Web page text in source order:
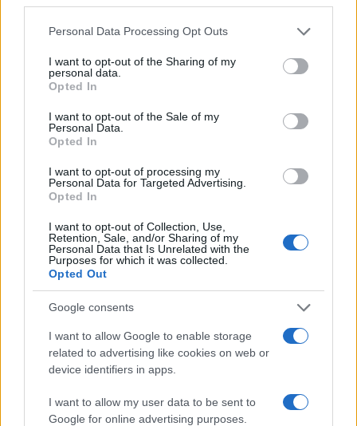
Please note that this website/app uses one or more Google
not limited to your visit or usage behaviour. You may click to
grant or deny consent to Google and its third-party tags to
use your data for below specified purposes in below Google
consent section.
Personal Data Processing Opt Outs
I want to opt-out of the Sharing of my
personal data.
Opted In
I want to opt-out of the Sale of my
Personal Data.
Opted In
I want to opt-out of processing my
Personal Data for Targeted Advertising.
Opted In
I want to opt-out of Collection, Use,
Retention, Sale, and/or Sharing of my
Personal Data that Is Unrelated with the
Purposes for which it was collected.
Opted Out
Google consents
I want to allow Google to enable storage
related to advertising like cookies on web or
device identifiers in apps.
I want to allow my user data to be sent to
Google for online advertising purposes.
Continua a leggere